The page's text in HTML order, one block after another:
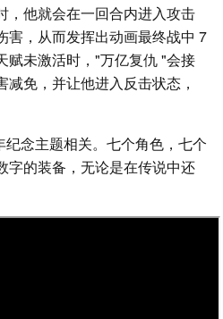
，他就会在一回合内进入攻击
害，从而发挥出动画最终战中 7
赋未激活时，"万亿复仇 "会接
免，并让他进入反击状态，
念主题相关。七个角色，七个
字的装备，无论是在传说中还